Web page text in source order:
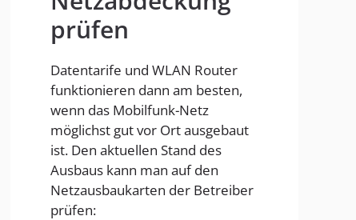
prüfen
Datentarife und WLAN Router
funktionieren dann am besten,
wenn das Mobilfunk-Netz
möglichst gut vor Ort ausgebaut
ist. Den aktuellen Stand des
Ausbaus kann man auf den
Netzausbaukarten der Betreiber
prüfen: